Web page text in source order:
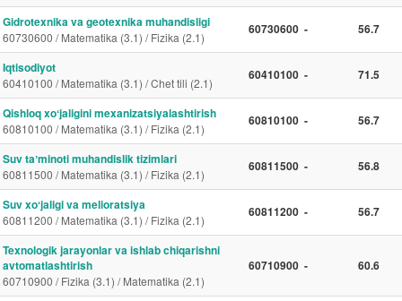
Gidrotexnika va geotexnika muhandisligi
60730600 / Matematika (3.1) / Fizika (2.1)
60730600 - 56.7
Iqtisodiyot
60410100 / Matematika (3.1) / Chet tili (2.1)
60410100 - 71.5
Qishloq xoʻjaligini mexanizatsiyalashtirish
60810100 / Matematika (3.1) / Fizika (2.1)
60810100 - 56.7
Suv taʼminoti muhandislik tizimlari
60811500 / Matematika (3.1) / Fizika (2.1)
60811500 - 56.8
Suv xoʻjaligi va melioratsiya
60811200 / Matematika (3.1) / Fizika (2.1)
60811200 - 56.7
Texnologik jarayonlar va ishlab chiqarishni
avtomatlashtirish
60710900 / Fizika (3.1) / Matematika (2.1)
60710900 - 60.6